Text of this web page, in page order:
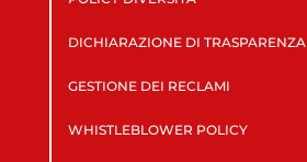
DICHIARAZIONE DI TRASPARENZA
GESTIONE DEI RECLAMI
WHISTLEBLOWER POLICY